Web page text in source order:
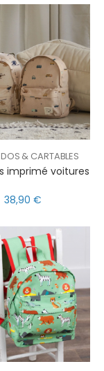
& CARTABLES
imprimé voitures
38,90 €